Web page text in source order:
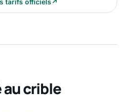
tarifs officiels↗
au crible